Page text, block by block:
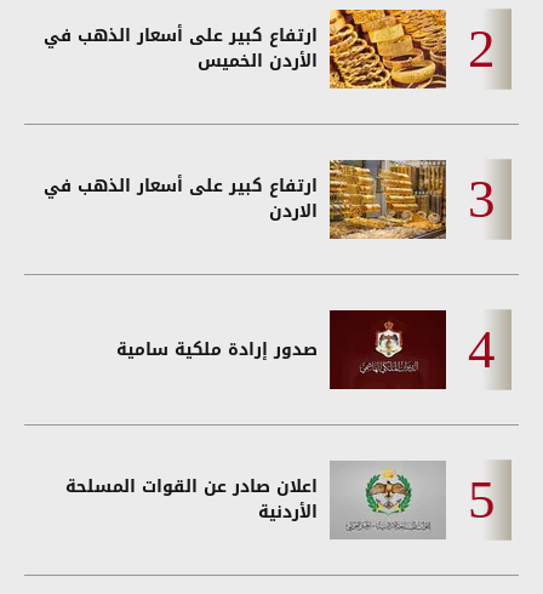
ارتفاع كبير على أسعار الذهب في
الأردن الخميس
ارتفاع كبير على أسعار الذهب في
الاردن
صدور إرادة ملكية سامية
اعلان صادر عن القوات المسلحة
الأردنية